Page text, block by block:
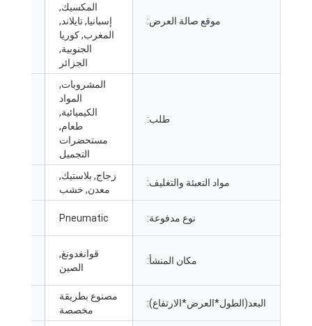
موقع صالة العرض:
المكسيك,
إسبانيا, تايلاند,
المغرب, كوريا
الجنوبية,
الجزائر
طلب:
المشروبات,
المواد
الكيميائية,
طعام,
مستحضرات
التجميل
مواد التعبئة والتغليف:
زجاج, بلاستيك,
معدن, خشب
نوع مدفوعة: Pneumatic
مكان المنشأ:
قوانغدونغ,
الصين
البعد(الطول*العرض*الارتفاع):
مصنوع بطريقة
مخصصة